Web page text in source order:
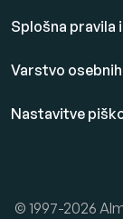
Splošna pravila
Varstvo
Nastavitve
© 1997-2026